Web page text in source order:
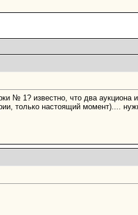
№ 1? известно, что два
только настоящий момент)....